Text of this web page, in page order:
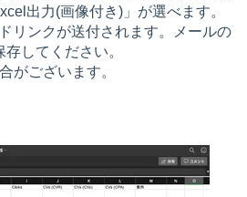
出力(画像付き)」が選べます。
リンクが送付されます。メールの
してください。
がございます。